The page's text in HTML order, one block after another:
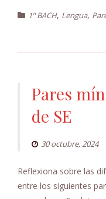
1º BACH, Lengua,
Pares
de SE
30 octubre, 2024
Reflexiona sobre las
entre los siguientes